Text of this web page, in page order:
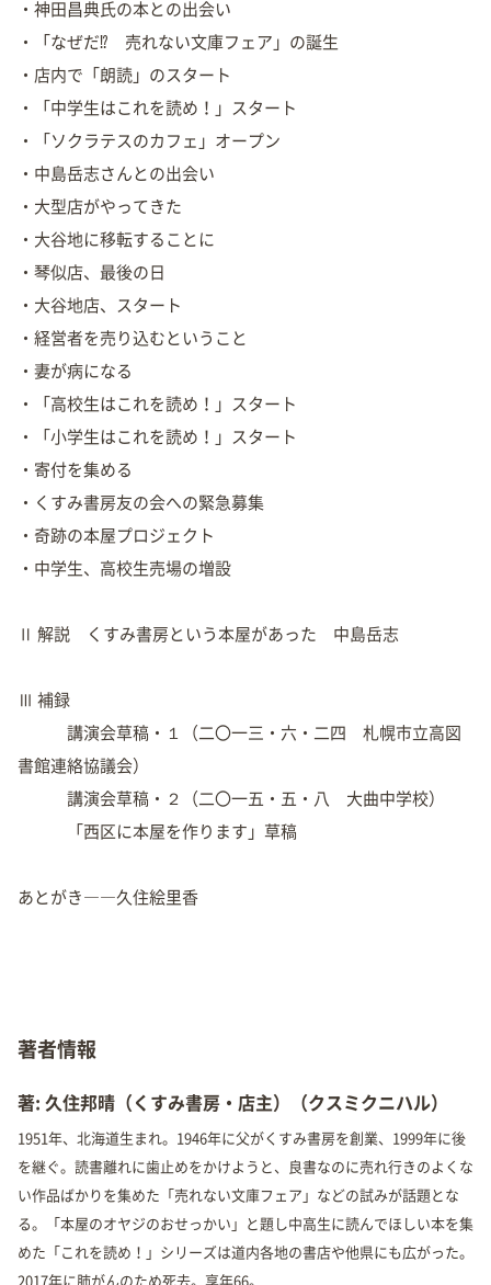
・神田昌典氏の本との出会い
・「なぜだ⁉︎ 売れない文庫フェア」の誕生
・店内で「朗読」のスタート
・「中学生はこれを読め！」スタート
・「ソクラテスのカフェ」オープン
・中島岳志さんとの出会い
・大型店がやってきた
・大谷地に移転することに
・琴似店、最後の日
・大谷地店、スタート
・経営者を売り込むということ
・妻が病になる
・「高校生はこれを読め！」スタート
・「小学生はこれを読め！」スタート
・寄付を集める
・くすみ書房友の会への緊急募集
・奇跡の本屋プロジェクト
・中学生、高校生売場の増設
Ⅱ 解説 くすみ書房という本屋があった 中島岳志
Ⅲ 補録
講演会草稿・１（二〇一三・六・二四 札幌市立高図
書館連絡協議会）
講演会草稿・２（二〇一五・五・八 大曲中学校）
「西区に本屋を作ります」草稿
あとがき――久住絵里香
著者情報
著: 久住邦晴（くすみ書房・店主）（クスミクニハル）
1951年、北海道生まれ。1946年に父がくすみ書房を創業、1999年に後
を継ぐ。読書離れに歯止めをかけようと、良書なのに売れ行きのよくな
い作品ばかりを集めた「売れない文庫フェア」などの試みが話題とな
る。「本屋のオヤジのおせっかい」と題し中高生に読んでほしい本を集
めた「これを読め！」シリーズは道内各地の書店や他県にも広がった。
2017年に肺がんのため死去。享年66。